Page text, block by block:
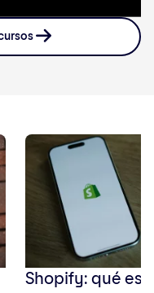
Shopify: qué es,